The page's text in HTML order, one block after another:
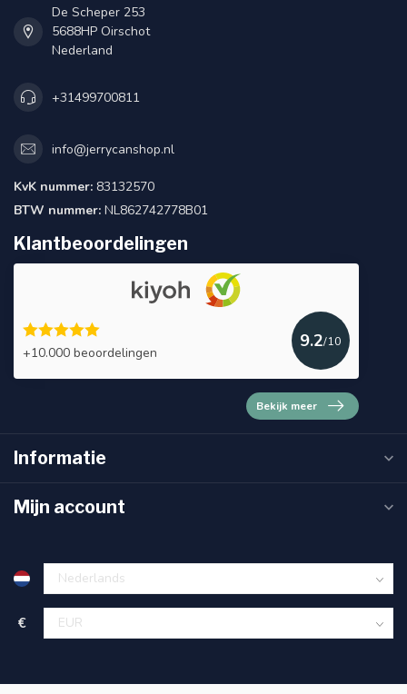
De Scheper 253
5688HP Oirschot
Nederland
+31499700811
info@jerrycanshop.nl
KvK nummer: 83132570
BTW nummer: NL862742778B01
Klantbeoordelingen
+10.000 beoordelingen
9.2/10
Bekijk meer
Informatie
Mijn account
€